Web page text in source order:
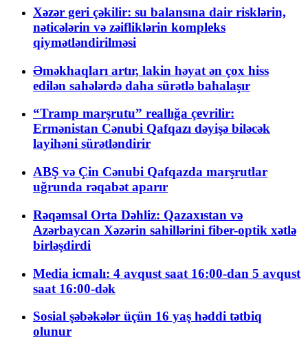
Xəzər geri çəkilir: su balansına dair risklərin,
nəticələrin və zəifliklərin kompleks
qiymətləndirilməsi
Əməkhaqları artır, lakin həyat ən çox hiss
edilən sahələrdə daha sürətlə bahalaşır
“Tramp marşrutu” reallığa çevrilir:
Ermənistan Cənubi Qafqazı dəyişə biləcək
layihəni sürətləndirir
ABŞ və Çin Cənubi Qafqazda marşrutlar
uğrunda rəqabət aparır
Rəqəmsal Orta Dəhliz: Qazaxıstan və
Azərbaycan Xəzərin sahillərini fiber-optik xətlə
birləşdirdi
Media icmalı: 4 avqust saat 16:00-dan 5 avqust
saat 16:00-dək
Sosial şəbəkələr üçün 16 yaş həddi tətbiq
olunur